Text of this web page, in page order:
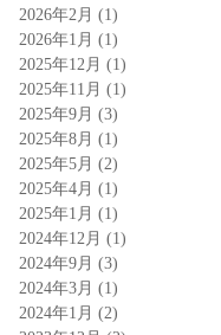
2026年2月 (1)
2026年1月 (1)
2025年12月 (1)
2025年11月 (1)
2025年9月 (3)
2025年8月 (1)
2025年5月 (2)
2025年4月 (1)
2025年1月 (1)
2024年12月 (1)
2024年9月 (3)
2024年3月 (1)
2024年1月 (2)